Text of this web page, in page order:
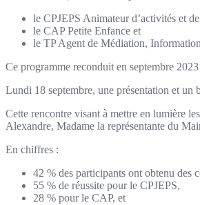
le CPJEPS Animateur d’activités et
le CAP Petite Enfance et
le TP Agent de Médiation,
Ce programme reconduit en septembre
Lundi 18 septembre, une présentation et un
Cette rencontre visant à mettre en lumière
Alexandre, Madame la représentante du
En chiffres :
42 % des participants ont obtenu des
55 % de réussite pour le CPJEPS,
28 % pour le CAP, et